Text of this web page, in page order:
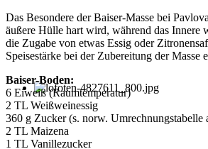
Das Besondere der Baiser-Masse bei
äußere Hülle hart wird, während das Innere
die Zugabe von etwas Essig oder
Speisestärke bei der Zubereitung der Masse
Baiser-Boden:
6 Eiweiß (Raumtemperatur)
2 TL Weißweinessig
360 g Zucker (s. norw. Umrechnungstabelle
2 TL Maizena
1 TL Vanillezucker